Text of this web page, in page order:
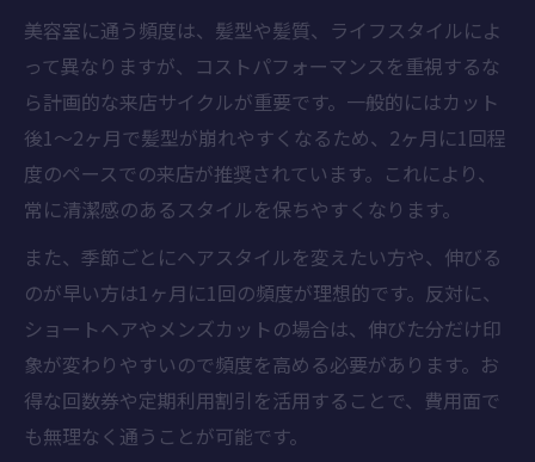
美容室に通う頻度は、髪型や髪質、ライフスタイルによ
って異なりますが、コストパフォーマンスを重視するな
ら計画的な来店サイクルが重要です。一般的にはカット
後1〜2ヶ月で髪型が崩れやすくなるため、2ヶ月に1回程
度のペースでの来店が推奨されています。これにより、
常に清潔感のあるスタイルを保ちやすくなります。
また、季節ごとにヘアスタイルを変えたい方や、伸びる
のが早い方は1ヶ月に1回の頻度が理想的です。反対に、
ショートヘアやメンズカットの場合は、伸びた分だけ印
象が変わりやすいので頻度を高める必要があります。お
得な回数券や定期利用割引を活用することで、費用面で
も無理なく通うことが可能です。